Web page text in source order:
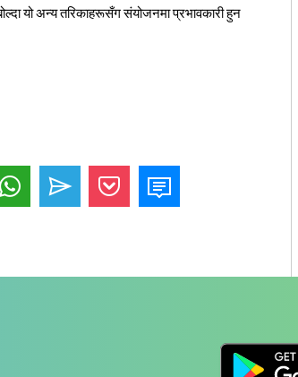
यो अन्य तरिकाहरूसँग संयोजनमा प्रभावकारी हुन